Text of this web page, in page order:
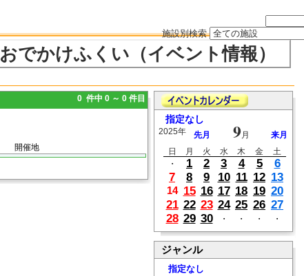
施設別検索
おでかけふくい（イベント情報）
0 件中 0 ～ 0 件目
開催地
指定なし
2025年 先月 9月
来月
日
月 火 水 木 金
土
・
1 2 3 4 5
6
7
8 9 10 11 12 13
14 15 16 17 18 19 20
21 22 23 24 25 26 27
28 29 30 ・ ・ ・ ・
ジャンル
指定なし